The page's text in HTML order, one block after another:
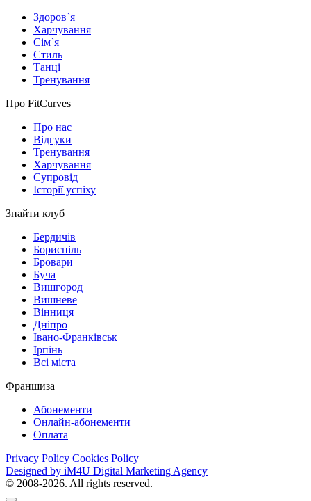
Здоров`я
Харчування
Сім`я
Стиль
Танці
Тренування
Про FitCurves
Про нас
Відгуки
Тренування
Харчування
Супровід
Історії успіху
Знайти клуб
Бердичів
Бориспіль
Бровари
Буча
Вишгород
Вишневе
Вінниця
Дніпро
Івано-Франківськ
Ірпінь
Всі міста
Франшиза
Абонементи
Онлайн-абонементи
Оплата
Privacy Policy Cookies Policy
Designed by iM4U Digital Marketing Agency
© 2008-2026. All rights reserved.